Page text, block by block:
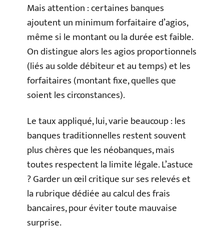
Mais attention : certaines banques
ajoutent un minimum forfaitaire d’agios,
même si le montant ou la durée est faible.
On distingue alors les agios proportionnels
(liés au solde débiteur et au temps) et les
forfaitaires (montant fixe, quelles que
soient les circonstances).
Le taux appliqué, lui, varie beaucoup : les
banques traditionnelles restent souvent
plus chères que les néobanques, mais
toutes respectent la limite légale. L’astuce
? Garder un œil critique sur ses relevés et
la rubrique dédiée au calcul des frais
bancaires, pour éviter toute mauvaise
surprise.